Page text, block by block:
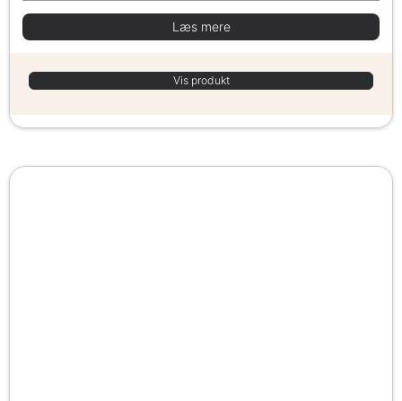
Læs mere
Vis produkt